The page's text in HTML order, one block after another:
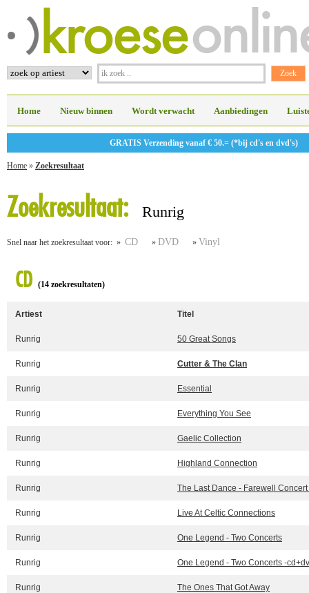
Home Nieuw binnen Wordt verwacht Aanbiedingen
GRATIS Verzending vanaf € 50.= (*bij cd's en dvd's)
Home » Zoekresultaat
Zoekresultaat: Runrig
Snel naar het zoekresultaat voor: » CD » DVD » Vinyl
CD (14 zoekresultaten)
Artiest Titel
Runrig 50 Great Songs
Runrig Cutter & The Clan
Runrig Essential
Runrig Everything You See
Runrig Gaelic Collection
Runrig Highland Connection
Runrig The Last Dance - Farewell
Runrig Live At Celtic Connections
Runrig One Legend - Two Concerts
Runrig One Legend - Two Concerts -
Runrig The Ones That Got Away